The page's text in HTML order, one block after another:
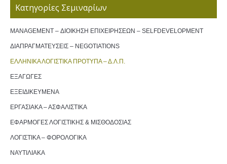
Κατηγορίες Σεμιναρίων
MANAGEMENT – ΔΙΟΙΚΗΣΗ ΕΠΙΧΕΙΡΗΣΕΩΝ – SELFDEVELOPMENT
ΔΙΑΠΡΑΓΜΑΤΕΥΣΕΙΣ – NEGOTIATIONS
ΕΛΛΗΝΙΚΑ ΛΟΓΙΣΤΙΚΑ ΠΡΟΤΥΠΑ – Δ.Λ.Π.
ΕΞΑΓΩΓΕΣ
ΕΞΕΙΔΙΚΕΥΜΕΝΑ
ΕΡΓΑΣΙΑΚΑ – ΑΣΦΑΛΙΣΤΙΚΑ
ΕΦΑΡΜΟΓΕΣ ΛΟΓΙΣΤΙΚΗΣ & ΜΙΣΘΟΔΟΣΙΑΣ
ΛΟΓΙΣΤΙΚΑ – ΦΟΡΟΛΟΓΙΚΑ
ΝΑΥΤΙΛΙΑΚΑ